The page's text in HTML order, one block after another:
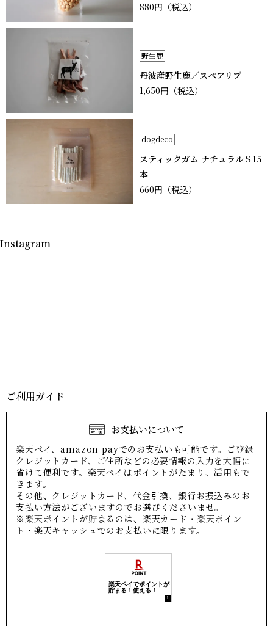
880円 （税込）
野生鹿
丹波産野生鹿／スペアリブ
1,650円 （税込）
dogdeco
スティックガム ナチュラルＳ15
本
660円 （税込）
Instagram
ご利用ガイド
お支払いについて
楽天ペイ、amazon payでのお支払いも可能です。ご登録
クレジットカード、ご住所などの必要情報の入力を大幅に
省けて便利です。楽天ペイはポイントがたまり、活用もで
きます。
その他、クレジットカード、代金引換、銀行お振込みのお
支払い方法がございますのでお選びくださいませ。
※楽天ポイントが貯まるのは、楽天カード・楽天ポイン
ト・楽天キャッシュでのお支払いに限ります。